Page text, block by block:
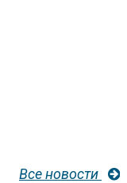
Все новости